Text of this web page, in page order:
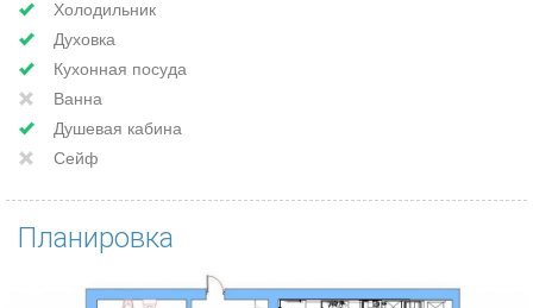
Холодильник
Духовка
Кухонная посуда
Ванна
Душевая кабина
Сейф
Планировка